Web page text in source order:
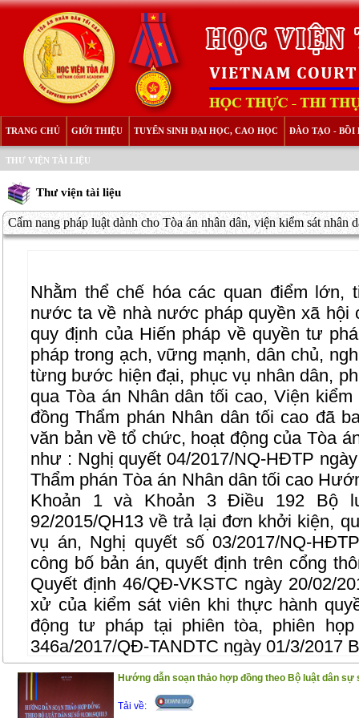
TRANG CHỦ GIỚI THIỆU TUYỂN SINH ĐẠI HỌC, CAO HỌC ĐÀO TẠO - BỒI
THƯ VIỆN TÀI LIỆU
Thư viện tài liệu
Cẩm nang pháp luật dành cho Tòa án nhân dân, viện kiểm sát nhân
Nhằm thể chế hóa các quan điểm lớn,
nước ta về nhà nước pháp quyền xã hội
quy định của Hiến pháp về quyền tư
pháp trong ạch, vững mạnh, dân chủ,
từng bước hiện đại, phục vụ nhân dân,
qua Tòa án Nhân dân tối cao, Viện
đồng Thẩm phán Nhân dân tối cao đã
văn bản về tổ chức, hoạt động của Tòa
như : Nghị quyết 04/2017/NQ-HĐTP
Thẩm phán Tòa án Nhân dân tối cao
Khoản 1 và Khoản 3 Điều 192 Bộ
92/2015/QH13 về trả lại đơn khởi kiện,
vụ án, Nghị quyết số 03/2017/NQ-
công bố bản án, quyết định trên cổng
Quyết định 46/QĐ-VKSTC ngày 20/02/
xử của kiểm sát viên khi thực hành
động tư pháp tại phiên tòa, phiên
346a/2017/QĐ-TANDTC ngày 01/3/2017
kiểm tra trong tòa án nhân dân…
Để phổ biến những quy định mới liên
Hướng dẫn soạn thảo hợp đồng theo Bộ luật dân sự
Tải về: